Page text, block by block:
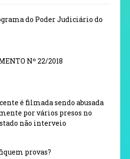
do Poder Judiciário do
Nº 22/2018
é filmada sendo abusada
por vários presos no
não interveio
provas?